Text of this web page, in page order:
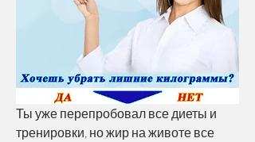
Ты уже перепробовал все диеты и
тренировки, но жир на животе все